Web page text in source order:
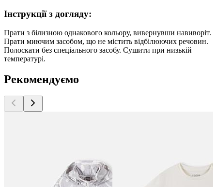
Інструкції з догляду:
Прати з білизною однакового кольору, вивернувши навиворіт.
Прати миючим засобом, що не містить відбілюючих речовин.
Полоскати без спеціального засобу. Сушити при низькій
температурі.
Рекомендуємо